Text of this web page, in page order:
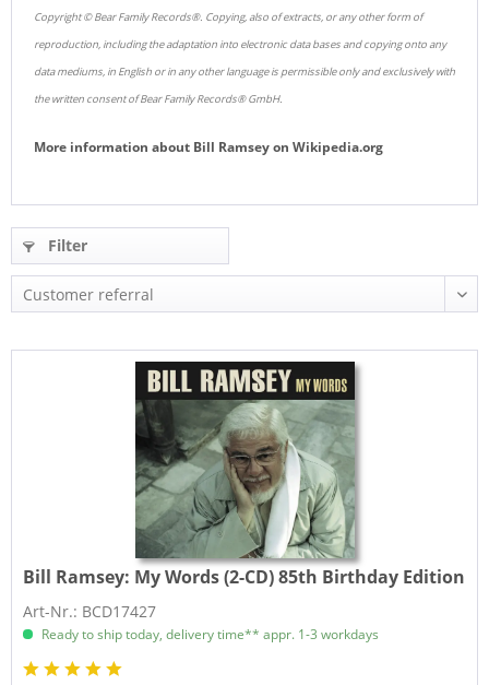
Copyright © Bear Family Records®. Copying, also of extracts, or any other form of
reproduction, including the adaptation into electronic data bases and copying onto any
data mediums, in English or in any other language is permissible only and exclusively with
the written consent of Bear Family Records® GmbH.
More information about Bill Ramseyon Wikipedia.org
Filter
Bill Ramsey: My Words (2-CD) 85th Birthday Edition
Art-Nr.: BCD17427
Ready to ship today, delivery time** appr. 1-3 workdays